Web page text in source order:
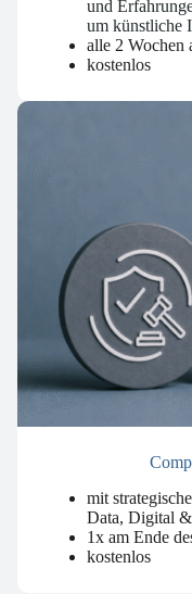
mit den
und
um künstliche
alle 2 Wochen
mit
Data, Digital &
1x am Ende